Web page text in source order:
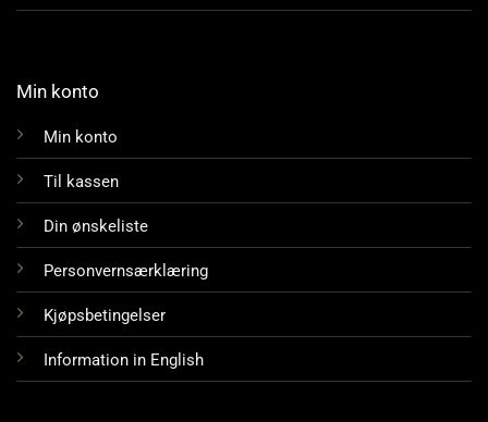
Min konto
Min konto
Til kassen
Din ønskeliste
Personvernsærklæring
Kjøpsbetingelser
Information in English